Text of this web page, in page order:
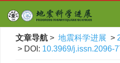
文章导航 > 地震科学进展 >
> DOI: 10.3969/j.issn.2096-